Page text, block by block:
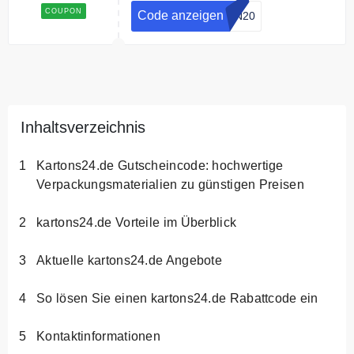
COUPON
Code anzeigen EN20
Inhaltsverzeichnis
Kartons24.de Gutscheincode: hochwertige
Verpackungsmaterialien zu günstigen Preisen
kartons24.de Vorteile im Überblick
Aktuelle kartons24.de Angebote
So lösen Sie einen kartons24.de Rabattcode ein
Kontaktinformationen